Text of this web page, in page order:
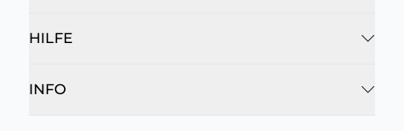
HILFE
INFO